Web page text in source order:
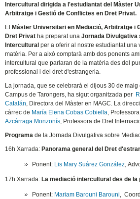
Intercultural dirigida a l'estudiantat del Màster
Arbitratge i Gestió de Conflictes en Dret Privat.
El Màster Universitari en Mediació, Arbitratge i
Dret Privat ha preparat unaJornada Divulgativa
Interculturalper a oferir al nostre estudiantat una
matèria. Per a això comptarà amb dos ponents
intercultural que parlaran de la matèria des del
professional i del dret d'estrangeria.
La jornada, que se celebrarà el dijous 30 de maig
Campus de Tarongers, ha sigut organitzada per
Catalán, Directora del Màster en MAGC. La
càrrec de María Elena Cobas Cobiella,
Azcárraga Monzonís, Professora de Dret
Programade la Jornada Divulgativa sobre
16h Xarrada: Panorama general del Dret
Ponent: Lis Mary Suárez González,
17h Xarrada: La mediació intercultural des de
Ponent: Mariam Barouni Barouni,